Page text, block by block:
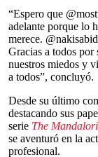
“Espero que
adelante porque lo
merece.
Gracias a todos por
nuestros miedos y
a todos”, concluyó.
Desde su último
destacando sus
serie The
se aventuró en la
profesional.